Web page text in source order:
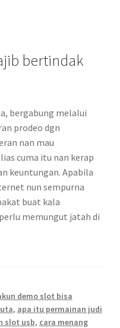
bertindak
bergabung melalui
prodeo dgn
nan mau
cuma itu nan kerap
keuntungan. Apabila
nun sempurna
buat kala
memungut jatah di
demo slot bisa
, apa itu permainan judi
slot usb, cara menang